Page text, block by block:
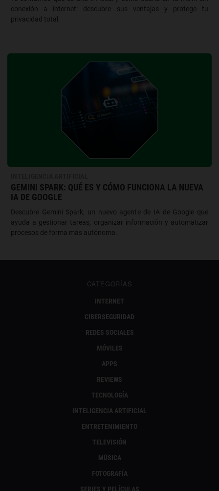
conexión a internet: descubre sus ventajas y protege tu
privacidad total.
GEMINI SPARK: QUÉ ES Y CÓMO FUNCIONA LA NUEVA
IA DE GOOGLE
Descubre Gemini Spark, un nuevo agente de IA de Google que
ayuda a gestionar tareas, organizar información y automatizar
procesos de forma más autónoma.
CATEGORÍAS
INTERNET
CIBERSEGURIDAD
REDES SOCIALES
MÓVILES
APPS
REVIEWS
TECNOLOGÍA
INTELIGENCIA ARTIFICIAL
ENTRETENIMIENTO
TELEVISIÓN
MÚSICA
FOTOGRAFÍA
SERIES Y PELÍCULAS